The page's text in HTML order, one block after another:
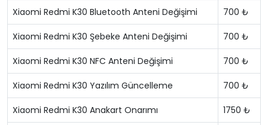
Xiaomi Redmi K30 Bluetooth Anteni Değişimi 700 ₺
Xiaomi Redmi K30 Şebeke Anteni Değişimi 700 ₺
Xiaomi Redmi K30 NFC Anteni Değişimi 700 ₺
Xiaomi Redmi K30 Yazılım Güncelleme 700 ₺
Xiaomi Redmi K30 Anakart Onarımı 1750 ₺